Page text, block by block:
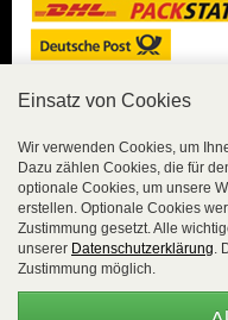
Einsatz von Cookies
Wir verwenden Cookies, um
Dazu zählen Cookies, die für
optionale Cookies, um unsere
erstellen. Optionale Cookies
Zustimmung gesetzt. Alle
unserer Datenschutzerklärung.
Zustimmung möglich.